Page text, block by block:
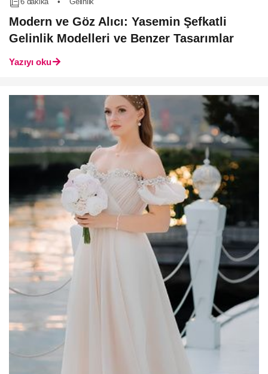
Modern ve Göz Alıcı: Yasemin Şefkatli
Gelinlik Modelleri ve Benzer Tasarımlar
Yazıyı oku